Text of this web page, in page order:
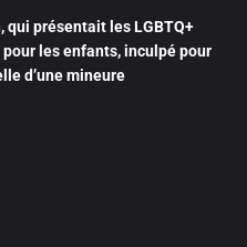
qui présentait les LGBTQ+
les enfants, inculpé pour
d’une mineure